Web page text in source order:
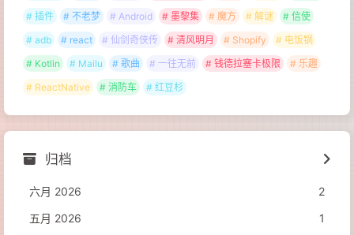
# 插件
# 不老梦 # Android # 墨黎集 # 魔方 # 解谜
# 信使
# adb
# react # 仙剑奇侠传 # 清风明月 # Shopify
# 电饭锅
# Kotlin
# Mailu # 歌曲 # 一往无前 # 钱德拉塞卡极限
# 乐趣
# ReactNative
# 消防车 # 红豆杉
归档
六月 2026
2
五月 2026
1